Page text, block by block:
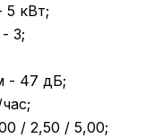
5 кВт;
3;
- 47 дБ;
/ 2,50 / 5,00;